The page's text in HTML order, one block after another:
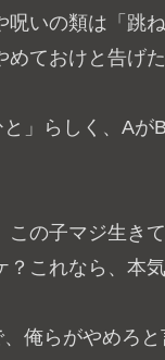
いの類は「跳
ておけと告げた
」らしく、A
の子マジ生き
これなら、本気
俺らがやめろ